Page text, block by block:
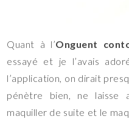
Quant à l’Onguent
essayé et je l’avais
l’application, on dirait
pénètre bien, ne laisse
maquiller de suite et le